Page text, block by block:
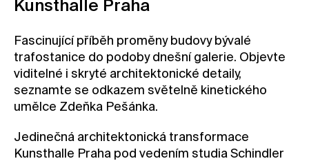
Novinky
Pronájem prostor
Volné pozice
Kunsthalle Praha
Fascinující příběh proměny budovy bývalé
trafostanice do podoby dnešní galerie. Objevte
viditelné i skryté architektonické detaily,
seznamte se odkazem světelně kinetického
umělce Zdeňka Pešánka.
Jedinečná architektonická transformace
Kunsthalle Praha pod vedením studia Schindler